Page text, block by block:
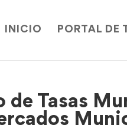
INICIO PORTAL DE
de Tasas